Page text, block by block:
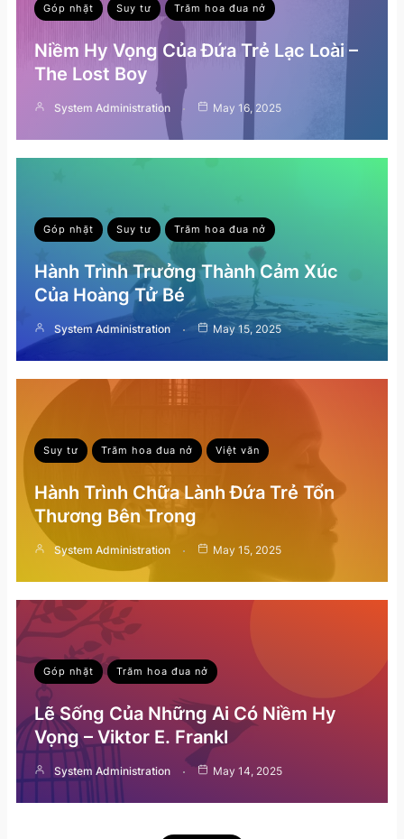
Góp nhặt Suy tư Trăm hoa đua nở
Niềm Hy Vọng Của Đứa Trẻ Lạc Loài –
The Lost Boy
System Administration May 16, 2025
Góp nhặt Suy tư Trăm hoa đua nở
Hành Trình Trưởng Thành Cảm Xúc
Của Hoàng Tử Bé
System Administration May 15, 2025
Suy tư Trăm hoa đua nở Việt văn
Hành Trình Chữa Lành Đứa Trẻ Tổn
Thương Bên Trong
System Administration May 15, 2025
Góp nhặt Trăm hoa đua nở
Lẽ Sống Của Những Ai Có Niềm Hy
Vọng – Viktor E. Frankl
System Administration May 14, 2025